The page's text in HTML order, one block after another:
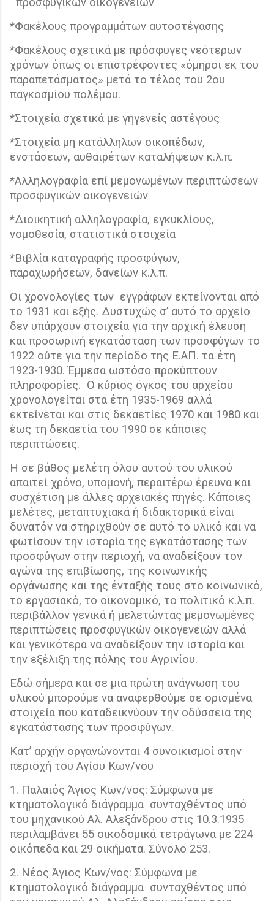
*Φακέλους προγραμμάτων αυτοστέγασης
*Φακέλους σχετικά με πρόσφυγες νεότερων
χρόνων όπως οι επιστρέφοντες «όμηροι εκ του
παραπετάσματος» μετά το τέλος του 2ου
παγκοσμίου πολέμου.
*Στοιχεία σχετικά με γηγενείς αστέγους
*Στοιχεία μη κατάλληλων οικοπέδων,
ενστάσεων, αυθαιρέτων καταλήψεων κ.λ.π.
*Αλληλογραφία επί μεμονωμένων περιπτώσεων
προσφυγικών οικογενειών
*Διοικητική αλληλογραφία, εγκυκλίους,
νομοθεσία, στατιστικά στοιχεία
*Βιβλία καταγραφής προσφύγων,
παραχωρήσεων, δανείων κ.λ.π.
Οι χρονολογίες των εγγράφων εκτείνονται από
το 1931 και εξής. Δυστυχώς σ’ αυτό το αρχείο
δεν υπάρχουν στοιχεία για την αρχική έλευση
και προσωρινή εγκατάσταση των προσφύγων το
1922 ούτε για την περίοδο της Ε.ΑΠ. τα έτη
1923-1930. Έμμεσα ωστόσο προκύπτουν
πληροφορίες. Ο κύριος όγκος του αρχείου
χρονολογείται στα έτη 1935-1969 αλλά
εκτείνεται και στις δεκαετίες 1970 και 1980 και
έως τη δεκαετία του 1990 σε κάποιες
περιπτώσεις.
Η σε βάθος μελέτη όλου αυτού του υλικού
απαιτεί χρόνο, υπομονή, περαιτέρω έρευνα και
συσχέτιση με άλλες αρχειακές πηγές. Κάποιες
μελέτες, μεταπτυχιακά ή διδακτορικά είναι
δυνατόν να στηριχθούν σε αυτό το υλικό και να
φωτίσουν την ιστορία της εγκατάστασης των
προσφύγων στην περιοχή, να αναδείξουν τον
αγώνα της επιβίωσης, της κοινωνικής
οργάνωσης και της ένταξής τους στο κοινωνικό,
το εργασιακό, το οικονομικό, το πολιτικό κ.λ.π.
περιβάλλον γενικά ή μελετώντας μεμονωμένες
περιπτώσεις προσφυγικών οικογενειών αλλά
και γενικότερα να αναδείξουν την ιστορία και
την εξέλιξη της πόλης του Αγρινίου.
Εδώ σήμερα και σε μια πρώτη ανάγνωση του
υλικού μπορούμε να αναφερθούμε σε ορισμένα
στοιχεία που καταδεικνύουν την οδύσσεια της
εγκατάστασης των προσφύγων.
Κατ’ αρχήν οργανώνονται 4 συνοικισμοί στην
περιοχή του Αγίου Κων/νου
1. Παλαιός Άγιος Κων/νος: Σύμφωνα με
κτηματολογικό διάγραμμα συνταχθέντος υπό
του μηχανικού Αλ. Αλεξάνδρου στις 10.3.1935
περιλαμβάνει 55 οικοδομικά τετράγωνα με 224
οικόπεδα και 29 οικήματα. Σύνολο 253.
2. Νέος Άγιος Κων/νος: Σύμφωνα με
κτηματολογικό διάγραμμα συνταχθέντος υπό